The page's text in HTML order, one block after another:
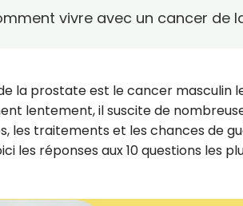
vivre avec un cancer de
la prostate est le cancer masculin
lentement, il suscite de
les traitements et les chances de
les réponses aux 10 questions les